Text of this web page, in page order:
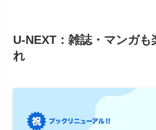
U-NEXT：雑誌・マンガも
れ